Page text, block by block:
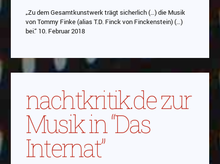
„Zu dem Gesamtkunstwerk trägt sicherlich (…) die Musik
von Tommy Finke (alias T.D. Finck von Finckenstein) (…)
bei.“ 10. Februar 2018
nachtkritik.de zur
Musik in “Das
Internat”